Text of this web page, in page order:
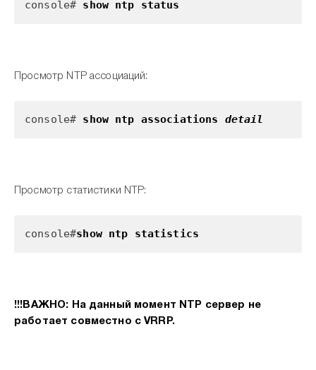
console# show ntp status
Просмотр NTP ассоциаций:
console# show ntp associations detail
Просмотр статистики NTP:
console#show ntp statistics
!!!ВАЖНО: На данный момент NTP сервер не
работает совместно с VRRP.